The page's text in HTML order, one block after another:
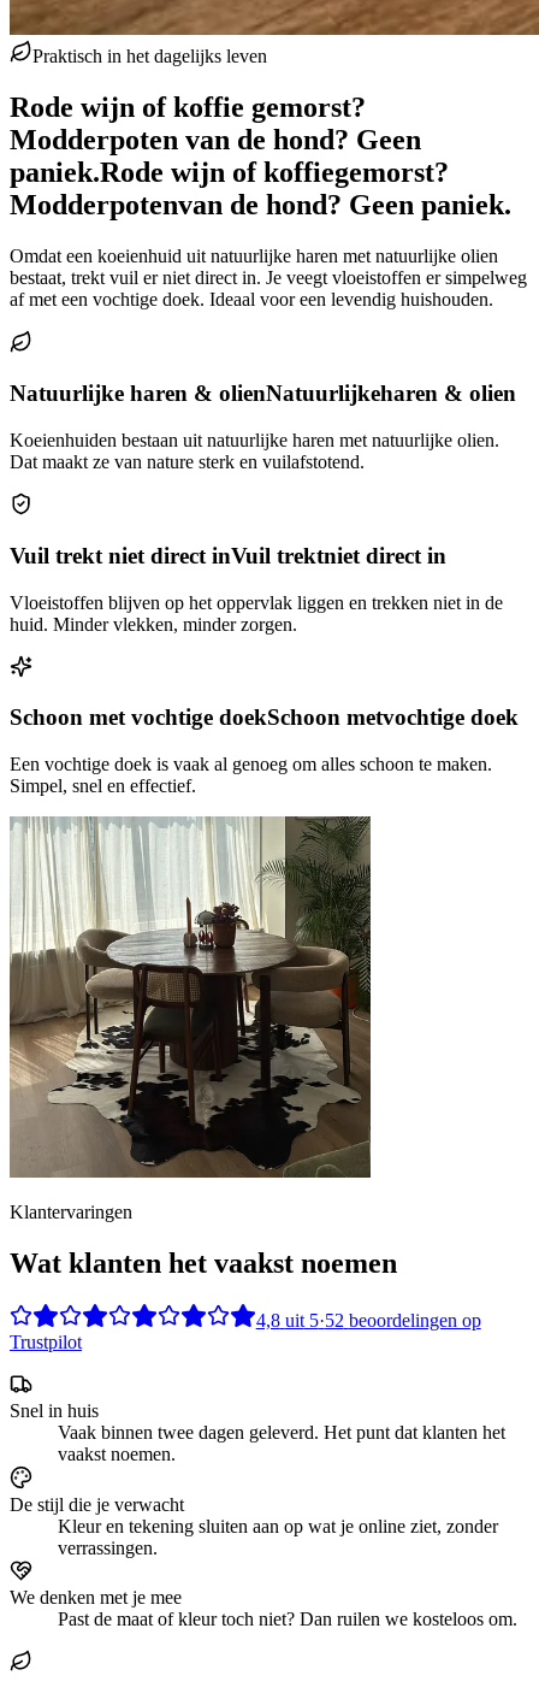
Praktisch in het dagelijks leven
Rode wijn of koffie gemorst?
Modderpoten van de hond? Geen
paniek.Rode wijn of koffiegemorst?
Modderpotenvan de hond? Geen paniek.
Omdat een koeienhuid uit natuurlijke haren met natuurlijke olien
bestaat, trekt vuil er niet direct in. Je veegt vloeistoffen er simpelweg
af met een vochtige doek. Ideaal voor een levendig huishouden.
Natuurlijke haren & olienNatuurlijkeharen & olien
Koeienhuiden bestaan uit natuurlijke haren met natuurlijke olien.
Dat maakt ze van nature sterk en vuilafstotend.
Vuil trekt niet direct inVuil trektniet direct in
Vloeistoffen blijven op het oppervlak liggen en trekken niet in de
huid. Minder vlekken, minder zorgen.
Schoon met vochtige doekSchoon metvochtige doek
Een vochtige doek is vaak al genoeg om alles schoon te maken.
Simpel, snel en effectief.
Klantervaringen
Wat klanten het vaakst noemen
4,8 uit5·52 beoordelingen op
Trustpilot
Snel in huis
Vaak binnen twee dagen geleverd. Het punt dat klanten het
vaakst noemen.
De stijl die je verwacht
Kleur en tekening sluiten aan op wat je online ziet, zonder
verrassingen.
We denken met je mee
Past de maat of kleur toch niet? Dan ruilen we kosteloos om.